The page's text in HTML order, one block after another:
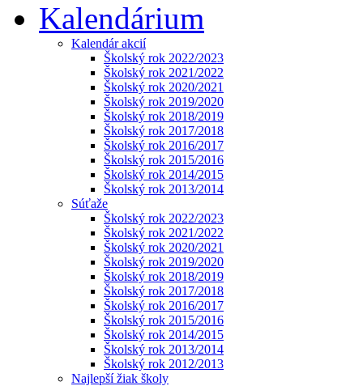
Kalendárium
Kalendár akcií
Školský rok 2022/2023
Školský rok 2021/2022
Školský rok 2020/2021
Školský rok 2019/2020
Školský rok 2018/2019
Školský rok 2017/2018
Školský rok 2016/2017
Školský rok 2015/2016
Školský rok 2014/2015
Školský rok 2013/2014
Súťaže
Školský rok 2022/2023
Školský rok 2021/2022
Školský rok 2020/2021
Školský rok 2019/2020
Školský rok 2018/2019
Školský rok 2017/2018
Školský rok 2016/2017
Školský rok 2015/2016
Školský rok 2014/2015
Školský rok 2013/2014
Školský rok 2012/2013
Najlepší žiak školy